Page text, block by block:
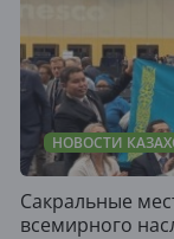
НОВОСТИ
Сакральные
всемирного